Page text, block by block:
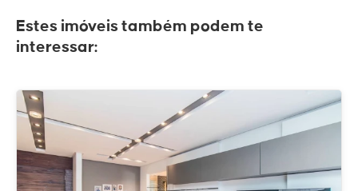
Estes imóveis também podem te
interessar: